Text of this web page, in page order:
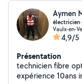
Aymen
électricien
Vaulx-en-
4,9/5
Présentation
technicien fibre
expérience 10ans installation électrique et dépannage